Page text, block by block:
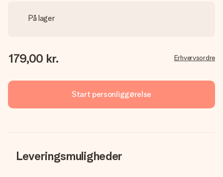
På lager
179,00 kr. Erhvervsordre
Start personliggørelse
Leveringsmuligheder